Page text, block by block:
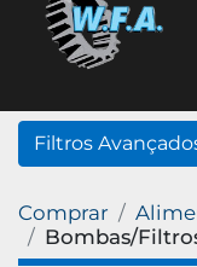
Filtros
Categoria
Comprar
Bombas/